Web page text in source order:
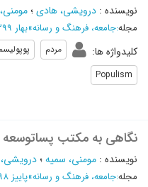
نویسنده : درویشی، هادی؛
مجله:جامعه، فرهنگ و رسانه»بهار 1399 - شماره 34
کلیدواژه ها: مردم
Populism
نگاهی به مکتب پساتوسعه
نویسنده : مومنی، سمیه؛
مجله:جامعه، فرهنگ و رسانه»پاییز 1398 - شماره 32